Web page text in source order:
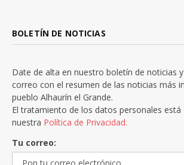
BOLETÍN DE NOTICIAS
Date de alta en nuestro boletín de noticias
correo con el resumen de las noticias más
pueblo Alhaurín el Grande.
El tratamiento de los datos personales está
nuestra Política de Privacidad.
Tu correo: